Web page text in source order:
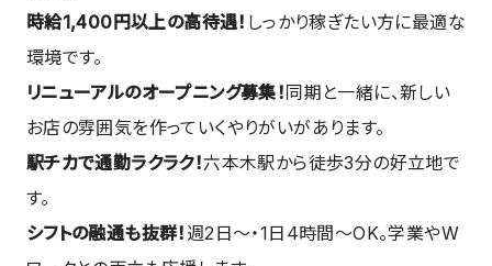
時給1,400円以上の高待遇！ しっかり稼ぎたい方に最適な
環境です。
リニューアルのオープニング募集！ 同期と一緒に、新しい
お店の雰囲気を作っていくやりがいがあります。
駅チカで通勤ラクラク！六本木駅から徒歩3分の好立地で
す。
シフトの融通も抜群！ 週2日〜・1日4時間〜OK。学業やW